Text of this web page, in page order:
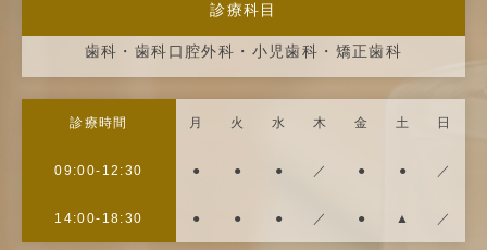
診療科目
歯科・歯科口腔外科・小児歯科・矯正歯科
診療時間 月 火 水 木 金 土 日
09:00-12:30 ● ● ● ／ ● ● ／
14:00-18:30 ● ● ● ／ ● ▲ ／